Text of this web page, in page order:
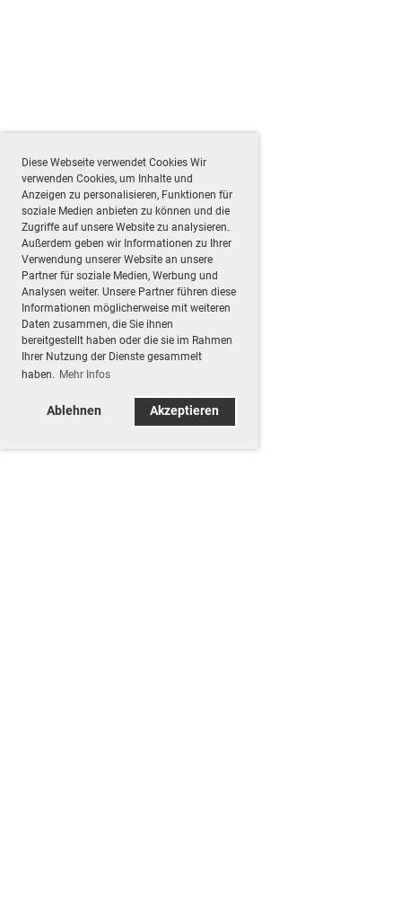
Diese Webseite verwendet Cookies Wir
verwenden Cookies, um Inhalte und
Anzeigen zu personalisieren, Funktionen für
soziale Medien anbieten zu können und die
Zugriffe auf unsere Website zu analysieren.
Außerdem geben wir Informationen zu Ihrer
Verwendung unserer Website an unsere
Partner für soziale Medien, Werbung und
Analysen weiter. Unsere Partner führen diese
Informationen möglicherweise mit weiteren
Daten zusammen, die Sie ihnen
bereitgestellt haben oder die sie im Rahmen
Ihrer Nutzung der Dienste gesammelt
haben. Mehr Infos
Ablehnen Akzeptieren